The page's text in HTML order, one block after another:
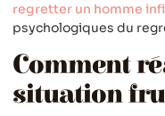
regretter un homme
psychologiques du
Comment
situation